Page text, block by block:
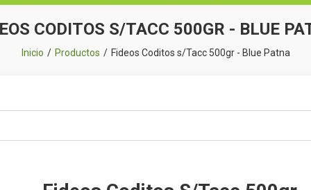
CODITOS S/TACC 500GR - BLUE
Inicio Productos Fideos Coditos s/Tacc 500gr - Blue Patna